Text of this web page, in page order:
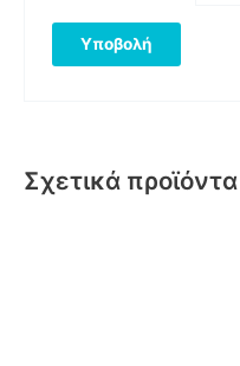
Σχετικά προϊόντα